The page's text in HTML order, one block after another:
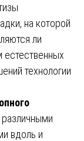
на которой
ли
технологии
вдоль и